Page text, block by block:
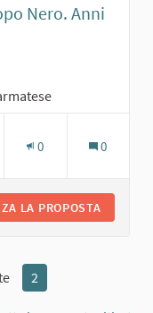
Nero. Anni
0 0
LA PROPOSTA
2